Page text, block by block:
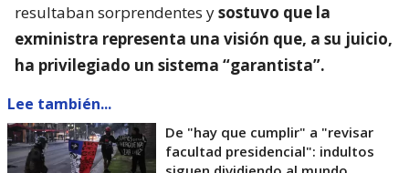
resultaban sorprendentes ysostuvo que la
exministra representa una visión que, a su juicio,
ha privilegiado un sistema “garantista”.
Lee también...
De "hay que cumplir" a "revisar
facultad presidencial": indultos